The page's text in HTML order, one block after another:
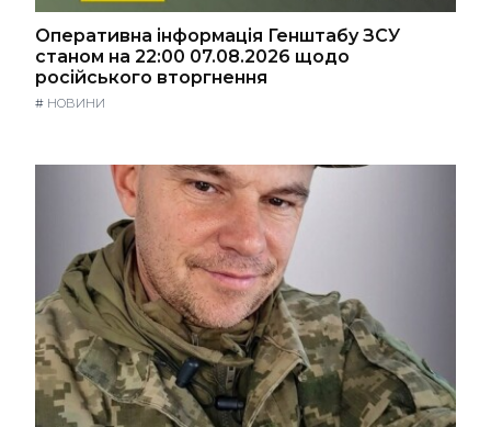
Оперативна інформація Генштабу ЗСУ
станом на 22:00 07.08.2026 щодо
російського вторгнення
# НОВИНИ